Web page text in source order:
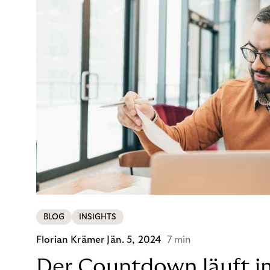
BLOG INSIGHTS
Florian Krämer Jän. 5, 2024 7 min